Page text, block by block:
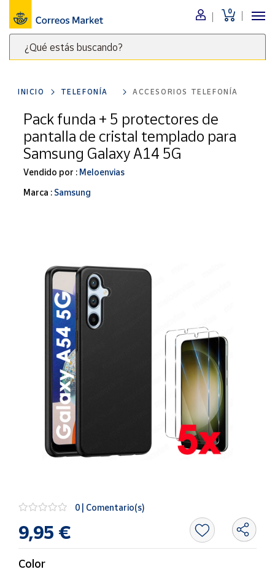
0
¿Qué estás buscando?
clave
para
buscar
productos
Correos
Menú
Nuestro
catálogo
Alimentación
Bebidas
Ocio y cultura
Juguetes y
juegos
Libros y
Para Canarias,
Ceuta y Melilla
Nuestros
novedades
de Correos
Market
Solidarios
INICIO TELEFONÍA ACCESORIOS TELEFONÍA
Pack funda + 5 protectores de
pantalla de cristal templado para
Samsung Galaxy A14 5G
Vendido por : Meloenvias
Marca : Samsung
0 | Comentario(s)
9,95 €
Color